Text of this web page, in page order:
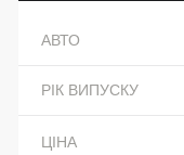
АВТО
РІК ВИПУСКУ
ЦІНА